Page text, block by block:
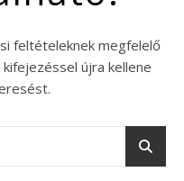
feltételeknek megfelelő
újra kellene